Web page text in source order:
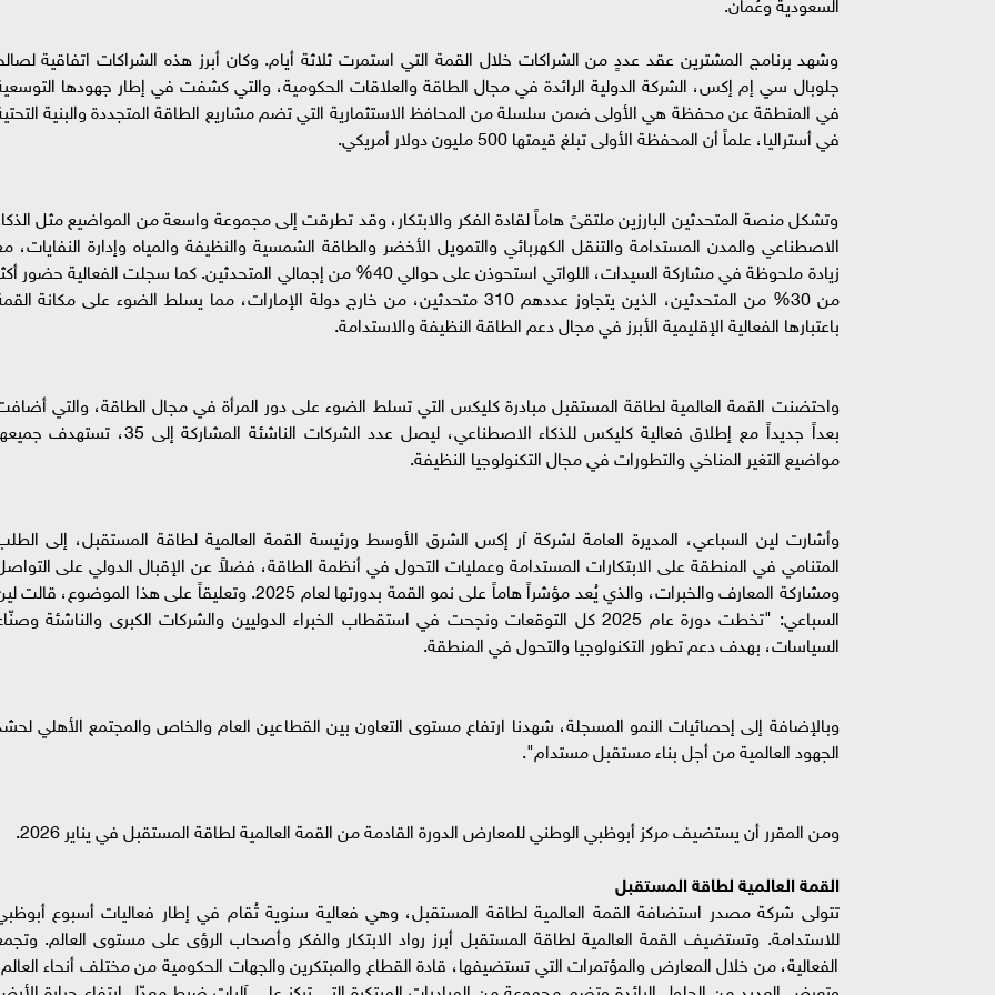
وشهد برنامج المشترين عقد عددٍ من الشراكات خلال القمة التي استمرت ثلاثة أيام. وكان أبرز هذه الشراكات اتفاقية
جلوبال سي إم إكس، الشركة الدولية الرائدة في مجال الطاقة والعلاقات الحكومية، والتي كشفت في إطار جهودها
في المنطقة عن محفظة هي الأولى ضمن سلسلة من المحافظ الاستثمارية التي تضم مشاريع الطاقة المتجددة والبنية
في أستراليا، علماً أن المحفظة الأولى تبلغ قيمتها 500 مليون دولار أمريكي.
وتشكل منصة المتحدثين البارزين ملتقىً هاماً لقادة الفكر والابتكار، وقد تطرقت إلى مجموعة واسعة من المواضيع مثل
الاصطناعي والمدن المستدامة والتنقل الكهربائي والتمويل الأخضر والطاقة الشمسية والنظيفة والمياه وإدارة النفايات،
زيادة ملحوظة في مشاركة السيدات، اللواتي استحوذن على حوالي 40% من إجمالي المتحدثين. كما سجلت الفعالية حضور
من 30% من المتحدثين، الذين يتجاوز عددهم 310 متحدثين، من خارج دولة الإمارات، مما يسلط الضوء على مكانة
باعتبارها الفعالية الإقليمية الأبرز في مجال دعم الطاقة النظيفة والاستدامة.
واحتضنت القمة العالمية لطاقة المستقبل مبادرة كليكس التي تسلط الضوء على دور المرأة في مجال الطاقة، والتي
بعداً جديداً مع إطلاق فعالية كليكس للذكاء الاصطناعي، ليصل عدد الشركات الناشئة المشاركة إلى 35،
مواضيع التغير المناخي والتطورات في مجال التكنولوجيا النظيفة.
وأشارت لين السباعي، المديرة العامة لشركة آر إكس الشرق الأوسط ورئيسة القمة العالمية لطاقة المستقبل، إلى
المتنامي في المنطقة على الابتكارات المستدامة وعمليات التحول في أنظمة الطاقة، فضلاً عن الإقبال الدولي على
ومشاركة المعارف والخبرات، والذي يُعد مؤشراً هاماً على نمو القمة بدورتها لعام 2025. وتعليقاً على هذا الموضوع،
السباعي: "تخطت دورة عام 2025 كل التوقعات ونجحت في استقطاب الخبراء الدوليين والشركات الكبرى والناشئة
السياسات، بهدف دعم تطور التكنولوجيا والتحول في المنطقة.
وبالإضافة إلى إحصائيات النمو المسجلة، شهدنا ارتفاع مستوى التعاون بين القطاعين العام والخاص والمجتمع الأهلي
الجهود العالمية من أجل بناء مستقبل مستدام".
ومن المقرر أن يستضيف مركز أبوظبي الوطني للمعارض الدورة القادمة من القمة العالمية لطاقة المستقبل في يناير 2026.
القمة العالمية لطاقة المستقبل
تتولى شركة مصدر استضافة القمة العالمية لطاقة المستقبل، وهي فعالية سنوية تُقام في إطار فعاليات أسبوع
للاستدامة. وتستضيف القمة العالمية لطاقة المستقبل أبرز رواد الابتكار والفكر وأصحاب الرؤى على مستوى العالم.
الفعالية، من خلال المعارض والمؤتمرات التي تستضيفها، قادة القطاع والمبتكرين والجهات الحكومية من مختلف أنحاء